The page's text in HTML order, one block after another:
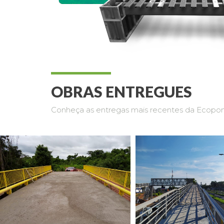
OBRAS ENTREGUES
Conheça as entregas mais recentes da